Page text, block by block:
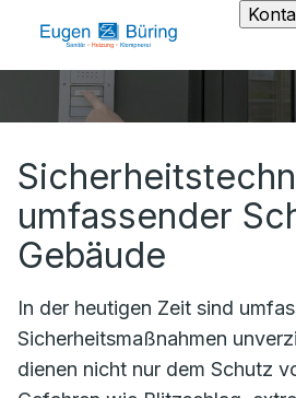
umfassender
Gebäude
In der heutigen Zeit sind
Sicherheitsmaßnahmen
dienen nicht nur dem Schutz